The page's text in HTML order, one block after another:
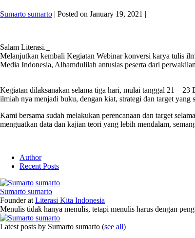
Sumarto sumarto | Posted on January 19, 2021 |
Salam Literasi._
Melanjutkan kembali Kegiatan Webinar konversi karya tulis
Media Indonesia, Alhamdulilah antusias peserta dari perwakilan
Kegiatan dilaksanakan selama tiga hari, mulai tanggal 21 –
ilmiah nya menjadi buku, dengan kiat, strategi dan target yang
Kami bersama sudah melakukan perencanaan dan target
menguatkan data dan kajian teori yang lebih mendalam,
Author
Recent Posts
Sumarto sumarto
Founderat Literasi Kita Indonesia
Menulis tidak hanya menulis, tetapi menulis harus dengan
Latest posts by Sumarto sumarto (see all)